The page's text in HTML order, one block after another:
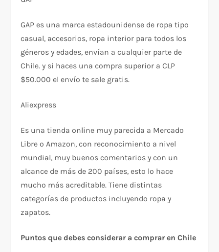
GAP es una marca estadounidense de ropa tipo
casual, accesorios, ropa interior para todos los
géneros y edades, envían a cualquier parte de
Chile. y si haces una compra superior a CLP
$50.000 el envío te sale gratis.
Aliexpress
Es una tienda online muy parecida a Mercado
Libre o Amazon, con reconocimiento a nivel
mundial, muy buenos comentarios y con un
alcance de más de 200 países, esto lo hace
mucho más acreditable. Tiene distintas
categorías de productos incluyendo ropa y
zapatos.
Puntos que debes considerar a comprar en Chile